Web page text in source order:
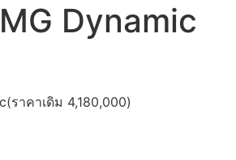
Dynamic
ราคาเดิม 4,180,000)